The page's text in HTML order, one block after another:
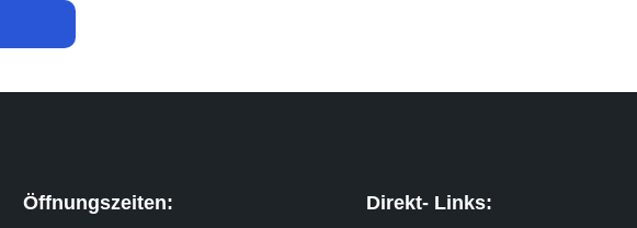
Öffnungszeiten: Direkt- Links: